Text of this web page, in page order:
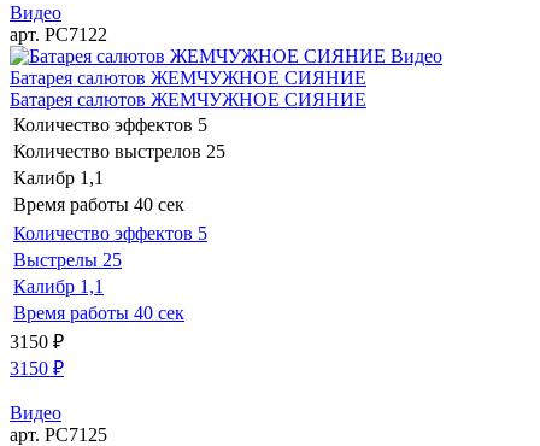
Видео
арт. РС7122
Видео
Батарея салютов ЖЕМЧУЖНОЕ СИЯНИЕ
Батарея салютов ЖЕМЧУЖНОЕ СИЯНИЕ
Количество эффектов 5
Количество выстрелов 25
Калибр 1,1
Время работы 40 сек
Количество эффектов 5
Выстрелы 25
Калибр 1,1
Время работы 40 сек
3150 ₽
3150 ₽
Видео
арт. РС7125